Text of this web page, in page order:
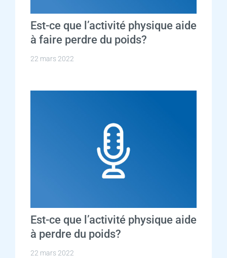
Est-ce que l’activité physique aide
à faire perdre du poids?
22 mars 2022
Est-ce que l’activité physique aide
à perdre du poids?
22 mars 2022